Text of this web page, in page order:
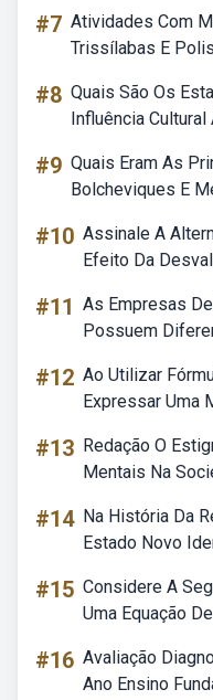
#7 Atividades Com
Trissílabas E
#8 Quais São Os
Influência Cultural
#9 Quais Eram As
Bolcheviques E
#10 Assinale A
Efeito Da
#11 As Empresas
Possuem
#12 Ao Utilizar
Expressar Uma
#13 Redação O
Mentais Na
#14 Na História Da
Estado Novo
#15 Considere A
Uma Equação
#16 Avaliação
Ano Ensino